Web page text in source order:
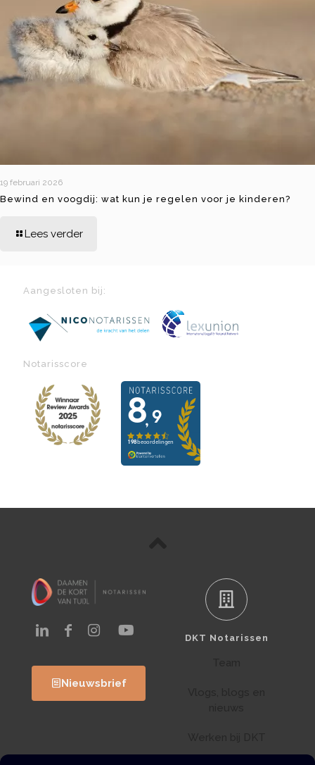
19 februari 2026
Bewind en voogdij: wat kun je regelen voor je kinderen?
Lees verder
Aangesloten bij:
Notarisscore
Nieuwsbrief
DKT Notarissen